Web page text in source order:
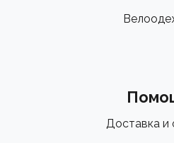
Доставка и